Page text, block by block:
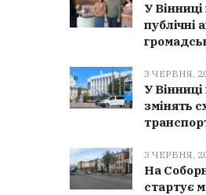
У
публічні
3 ЧЕРВНЯ,
У
змінять
3 ЧЕРВНЯ,
На
стартує